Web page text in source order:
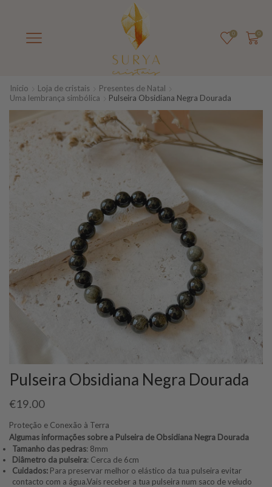
0 0
Início Loja de cristais
Presentes de Natal
Uma lembrança simbólica
Pulseira Obsidiana Negra Dourada
Pulseira Obsidiana Negra Dourada
€19.00
Proteção e Conexão à Terra
Algumas informações sobre a Pulseira de Obsidiana Negra Dourada
Tamanho das pedras: 8mm
Diâmetro da pulseira: Cerca de 6cm
Cuidados: Para preservar melhor o elástico da tua pulseira evitar
contacto com a água.Vais receber a tua pulseira num saco de veludo